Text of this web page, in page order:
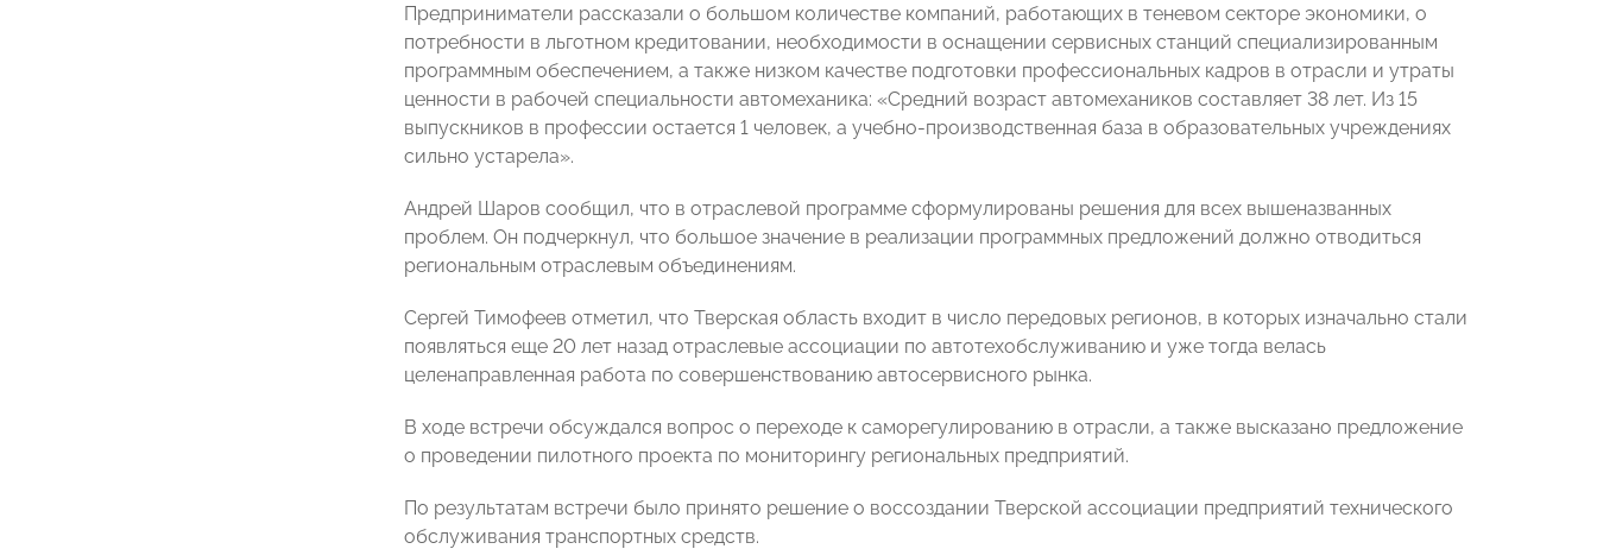
Предприниматели рассказали о большом количестве компаний, работающих в теневом секторе экономики, о
потребности в льготном кредитовании, необходимости в оснащении сервисных станций специализированным
программным обеспечением, а также низком качестве подготовки профессиональных кадров в отрасли и утраты
ценности в рабочей специальности автомеханика: «Средний возраст автомехаников составляет 38 лет. Из 15
выпускников в профессии остается 1 человек, а учебно-производственная база в образовательных учреждениях
сильно устарела».
Андрей Шаров сообщил, что в отраслевой программе сформулированы решения для всех вышеназванных
проблем. Он подчеркнул, что большое значение в реализации программных предложений должно отводиться
региональным отраслевым объединениям.
Сергей Тимофеев отметил, что Тверская область входит в число передовых регионов, в которых изначально стали
появляться еще 20 лет назад отраслевые ассоциации по автотехобслуживанию и уже тогда велась
целенаправленная работа по совершенствованию автосервисного рынка.
В ходе встречи обсуждался вопрос о переходе к саморегулированию в отрасли, а также высказано предложение
о проведении пилотного проекта по мониторингу региональных предприятий.
По результатам встречи было принято решение о воссоздании Тверской ассоциации предприятий технического
обслуживания транспортных средств.